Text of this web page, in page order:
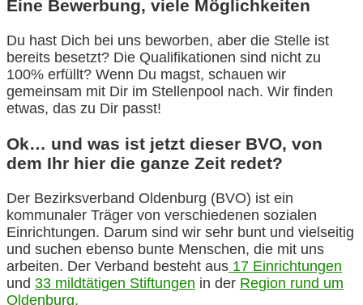
Eine Bewerbung, viele Möglichkeiten
Du hast Dich bei uns beworben, aber die Stelle ist
bereits besetzt? Die Qualifikationen sind nicht zu
100% erfüllt? Wenn Du magst, schauen wir
gemeinsam mit Dir im Stellenpool nach. Wir finden
etwas, das zu Dir passt!
Ok… und was ist jetzt dieser BVO, von
dem Ihr hier die ganze Zeit redet?
Der Bezirksverband Oldenburg (BVO) ist ein
kommunaler Träger von verschiedenen sozialen
Einrichtungen. Darum sind wir sehr bunt und vielseitig
und suchen ebenso bunte Menschen, die mit uns
arbeiten. Der Verband besteht aus 17 Einrichtungen
und 33 mildtätigen Stiftungen in der Region rund um
Oldenburg.